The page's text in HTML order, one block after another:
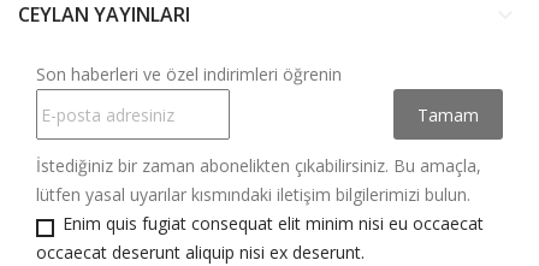
CEYLAN YAYINLARI
Son haberleri ve özel indirimleri öğrenin
İstediğiniz bir zaman abonelikten çıkabilirsiniz. Bu amaçla,
lütfen yasal uyarılar kısmındaki iletişim bilgilerimizi bulun.
Enim quis fugiat consequat elit minim nisi eu occaecat
occaecat deserunt aliquip nisi ex deserunt.